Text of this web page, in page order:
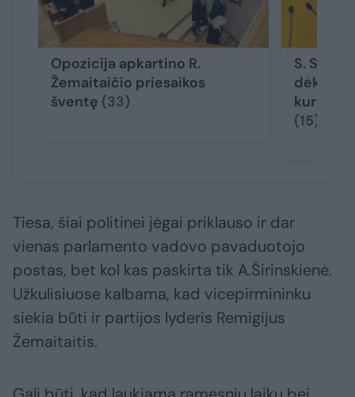
Opozicija apkartino R.
Žemaitaičio priesaikos
šventę (33)
S.
dėkojo
kurių
(15)
Tiesa, šiai politinei jėgai priklauso ir dar
vienas parlamento vadovo pavaduotojo
postas, bet kol kas paskirta tik A.Širinskienė.
Užkulisiuose kalbama, kad vicepirmininku
siekia būti ir partijos lyderis Remigijus
Žemaitaitis.